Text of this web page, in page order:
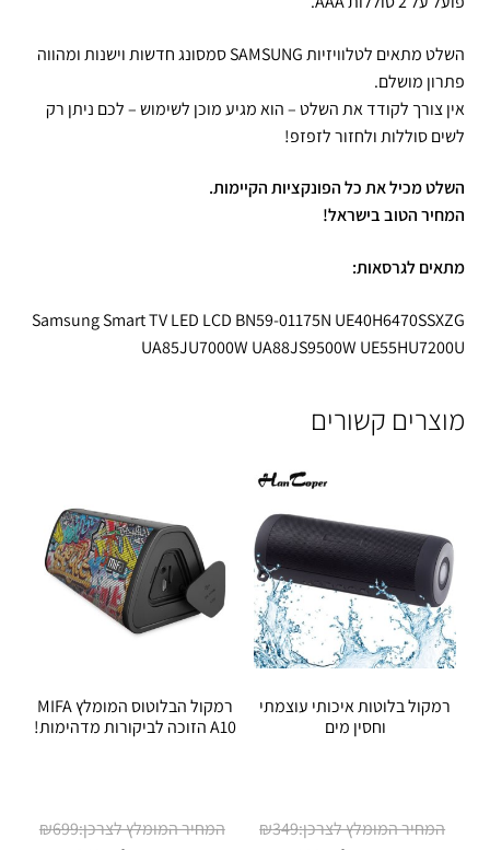
השלט מתאים לטלוויזיות SAMSUNG סמסונג חדשות וישנות ומהווה
פתרון מושלם.
אין צורך לקודד את השלט – הוא מגיע מוכן לשימוש – לכם ניתן רק
לשים סוללות ולחזור לזפזפ!
השלט מכיל את כל הפונקציות הקיימות.
המחיר הטוב בישראל!
מתאים לגרסאות:
Samsung Smart TV LED LCD BN59-01175N UE40H6470SSXZG
UA85JU7000W UA88JS9500W UE55HU7200U
מוצרים קשורים
רמקול בלוטות איכותי עוצמתי
וחסין מים
₪349 המחיר
רמקול הבלוטוס המומלץ MIFA
A10 הזוכה לביקורות מדהימות!
₪699